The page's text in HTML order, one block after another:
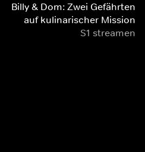
Billy & Dom: Zwei Gefährten
auf kulinarischer Mission
S1 streamen